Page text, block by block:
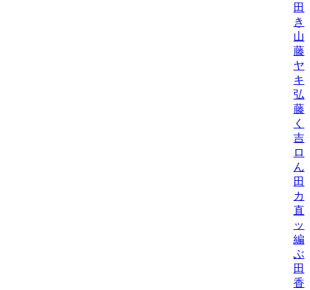
田
き
山
藤
ヤ
キ
弘/
藤
く
吉
ロ
ん
田
カ
直
ッ
編
ぶ/
田
香